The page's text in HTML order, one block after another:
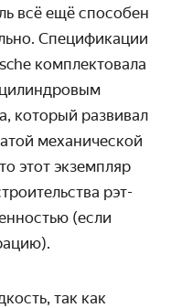
всё ещё способен
Специ­фикации
комплекто­вала
который развивал
механической
этот экземпляр
рэт-
(если
так как